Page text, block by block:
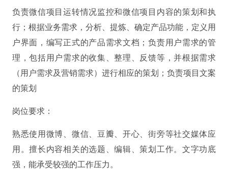
负责微信项目运转情况监控和微信项目内容的策划和执
行；根据业务需求，分析、提炼、确定产品功能，定义用
户界面，编写正式的产品需求文档；负责用户需求的管
理，包括用户需求的收集、整理、反馈等，并根据需求
（用户需求及营销需求）进行相应的策划；负责项目文案
的策划
岗位要求：
熟悉使用微博、微信、豆瓣、开心、街旁等社交媒体应
用。擅长内容相关的选题、编辑、策划工作。文字功底
强，能承受较强的工作压力。